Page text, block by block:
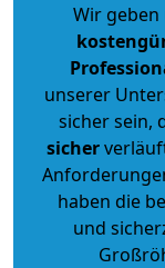
Wir geben
unserer
sicher sein,
sicher
haben die
und